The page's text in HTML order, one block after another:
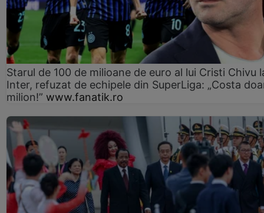
Starul de 100 de milioane de euro al lui Cristi Chivu
Inter, refuzat de echipele din SuperLiga: „Costa
milion!” www.fanatik.ro